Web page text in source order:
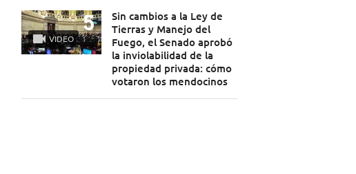
VIDEO
Sin cambios a la Ley de
Tierras y Manejo del
Fuego, el Senado aprobó
la inviolabilidad de la
propiedad privada: cómo
votaron los mendocinos